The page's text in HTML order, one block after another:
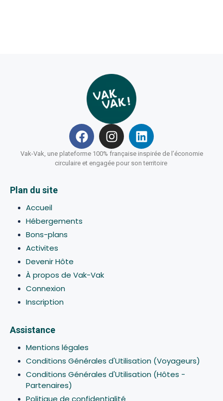
Vak-Vak, une plateforme 100% française inspirée de l’économie
circulaire et engagée pour son territoire
Plan du site
Accueil
Hébergements
Bons-plans
Activites
Devenir Hôte
À propos de Vak-Vak
Connexion
Inscription
Assistance
Mentions légales
Conditions Générales d'Utilisation (Voyageurs)
Conditions Générales d'Utilisation (Hôtes -
Partenaires)
Politique de confidentialité